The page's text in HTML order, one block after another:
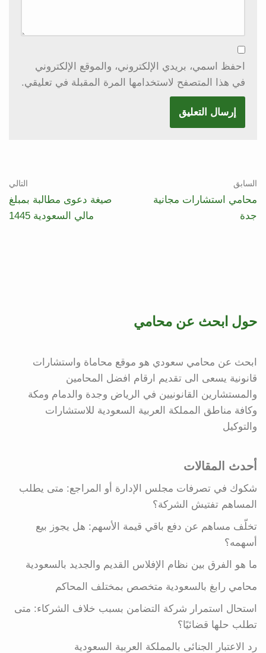
احفظ اسمي، بريدي الإلكتروني، والموقع الإلكتروني
في هذا المتصفح لاستخدامها المرة المقبلة في تعليقي.
السابق
محامي استشارات مجانية
جدة
التالي
صيغة دعوى مطالبة بمبلغ
مالي السعودية 1445
حول ابحث عن محامي
ابحث عن محامي سعودي هو موقع محاماة واستشارات
قانونية يسعى الى تقديم ارقام افضل المحامين
والمستشارين القانونيين في الرياض وجدة والدمام ومكة
وكافة مناطق المملكة العربية السعودية للاستشارات
والتوكيل
أحدث المقالات
شكوك في تصرفات مجلس الإدارة أو المراجع: متى يطلب
المساهم تفتيش الشركة؟
تخلّف مساهم عن دفع باقي قيمة الأسهم: هل يجوز بيع
أسهمه؟
ما هو الفرق بين نظام الإفلاس القديم والجديد بالسعودية
محامي رابغ بالسعودية متخصص بمختلف المحاكم
استحال استمرار شركة التضامن بسبب خلاف الشركاء: متى
تطلب حلها قضائيًا؟
رد الاعتبار الجنائى بالمملكة العربية السعودية